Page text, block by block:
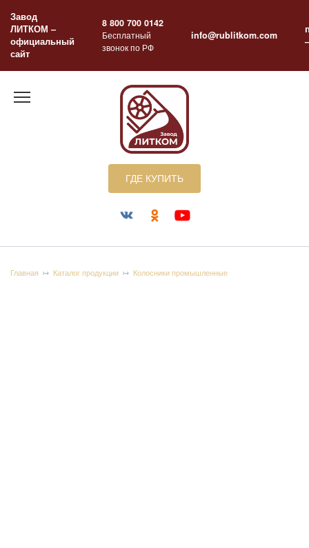
содержанию
Завод
ЛИТКОМ –
официальный
сайт
8 800 700 0142
Бесплатный
звонок по РФ
info@rublitkom.com
ГДЕ КУПИТЬ
Главная Каталог продукции Колосники промышленные